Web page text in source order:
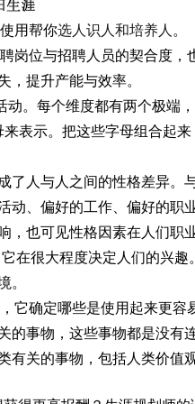
用帮你选人识人和培养人 。
岗位与招聘人员的契合度，
，提升产能与效率。
。每个维度都有两个极端
表示。把这些字母组合起
了人与人之间的性格差异。
动、偏好的工作、偏好的职
也可见性格因素在人们职
在很大程度决定人们的兴
。
它确定哪些是使用起来更容
事物，这些事物都是没有
关的事物，包括人类价值